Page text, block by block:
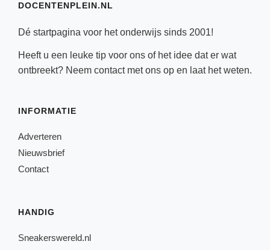
DOCENTENPLEIN.NL
Dé startpagina voor het onderwijs sinds 2001!
Heeft u een leuke tip voor ons of het idee dat er wat
ontbreekt? Neem contactmet ons op en laat het weten.
INFORMATIE
Adverteren
Nieuwsbrief
Contact
HANDIG
Sneakerswereld.nl